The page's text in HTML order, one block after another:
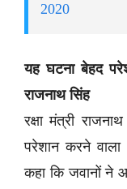
2020
यह घटना बेहद
राजनाथ सिंह
रक्षा मंत्री
परेशान करने वाला
कहा कि जवानों ने